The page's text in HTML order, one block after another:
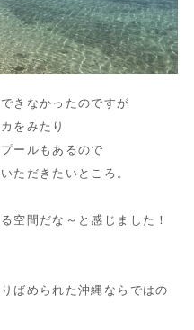
きなかったのですが
をみたり
ールもあるので
ただきたいところ。
空間だな～と感じました！
ばめられた沖縄ならではの